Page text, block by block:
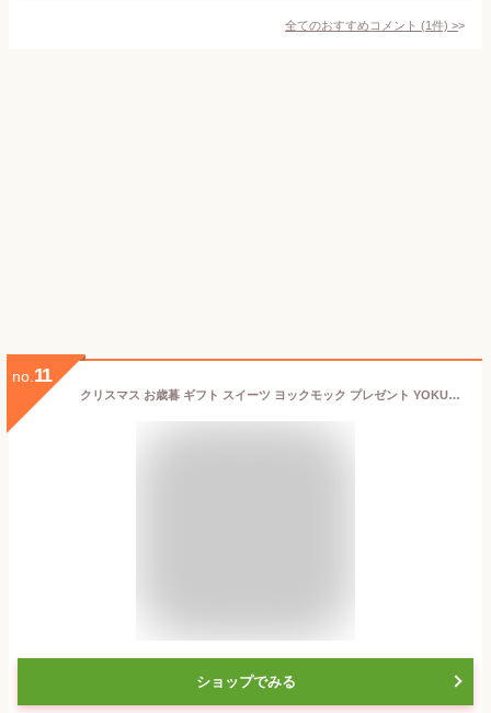
全てのおすすめコメント (1件) >
no. 11
クリスマス お歳暮 ギフト スイーツ ヨックモック プレゼント YOKUMOKU お菓子 御歳暮 洋菓子 詰め合わせ カドー ドゥ ノエル 61個入り
ショップでみる